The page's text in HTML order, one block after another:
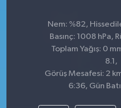
Nem: %82,
Basınç: 1008 hPa,
Toplam Yağış: 0
8.1,
Görüş Mesafesi: 2
6:36, Gün